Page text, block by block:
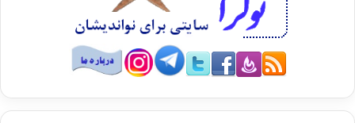
جامع یک امر ناگزیر می‌باشد."
خبر داد که ضمن سفر اخیر خود به ولایت سغد، آگاه شده است که در قلمرو این استان